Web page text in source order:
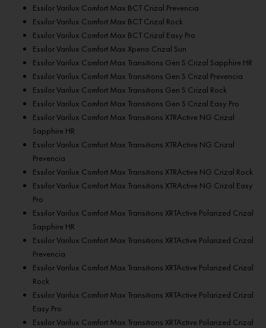
Essilor Varilux Comfort Max BCT Crizal Prevenсia
Essilor Varilux Comfort Max BCT Crizal Rock
Essilor Varilux Comfort Max BCT Crizal Easy Pro
Essilor Varilux Comfort Max Xperio Crizal Sun
Essilor Varilux Comfort Max Transitions Gen S Crizal Sapphire HR
Essilor Varilux Comfort Max Transitions Gen S Crizal Prevenсia
Essilor Varilux Comfort Max Transitions Gen S Crizal Rock
Essilor Varilux Comfort Max Transitions Gen S Crizal Easy Pro
Essilor Varilux Comfort Max Transitions XTRActive NG Crizal
Sapphire HR
Essilor Varilux Comfort Max Transitions XTRActive NG Crizal
Prevenсia
Essilor Varilux Comfort Max Transitions XTRActive NG Crizal Rock
Essilor Varilux Comfort Max Transitions XTRActive NG Crizal Easy
Pro
Essilor Varilux Comfort Max Transitions XRTActive Polarized Crizal
Sapphire HR
Essilor Varilux Comfort Max Transitions XRTActive Polarized Crizal
Prevenсia
Essilor Varilux Comfort Max Transitions XRTActive Polarized Crizal
Rock
Essilor Varilux Comfort Max Transitions XRTActive Polarized Crizal
Easy Pro
Essilor Varilux Comfort Max Transitions XRTActive Polarized Crizal